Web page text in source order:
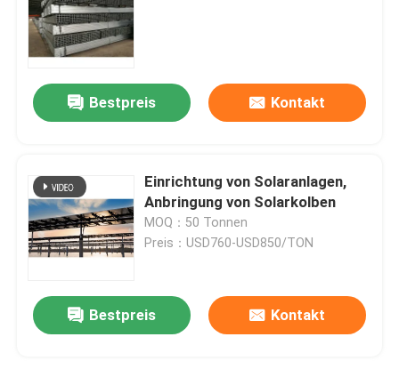
Bestpreis Kontakt
Einrichtung von Solaranlagen,
Anbringung von Solarkolben
MOQ：50 Tonnen
Preis：USD760-USD850/TON
Bestpreis Kontakt